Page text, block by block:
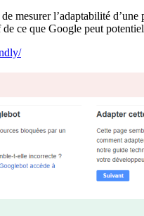
mesurer l’adaptabilité
ce que Google peut